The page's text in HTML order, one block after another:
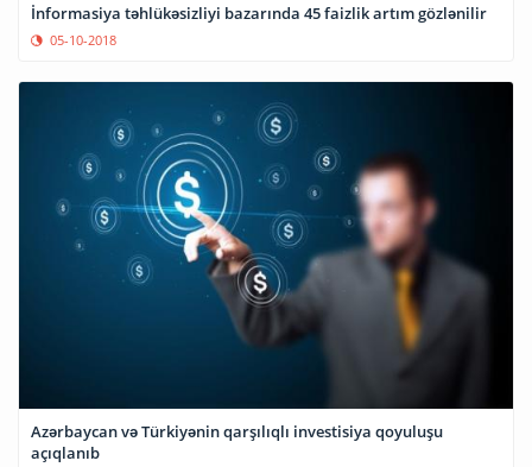
İnformasiya təhlükəsizliyi bazarında 45 faizlik artım gözlənilir
05-10-2018
Azərbaycan və Türkiyənin qarşılıqlı investisiya qoyuluşu
açıqlanıb